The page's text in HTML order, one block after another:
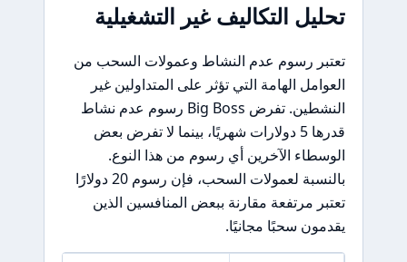
تحليل التكاليف غير التشغيلية
تعتبر رسوم عدم النشاط وعمولات السحب من
العوامل الهامة التي تؤثر على المتداولين غير
النشطين. تفرض Big Boss رسوم عدم نشاط
قدرها 5 دولارات شهريًا، بينما لا تفرض بعض
الوسطاء الآخرين أي رسوم من هذا النوع.
بالنسبة لعمولات السحب، فإن رسوم 20 دولارًا
تعتبر مرتفعة مقارنة ببعض المنافسين الذين
يقدمون سحبًا مجانيًا.